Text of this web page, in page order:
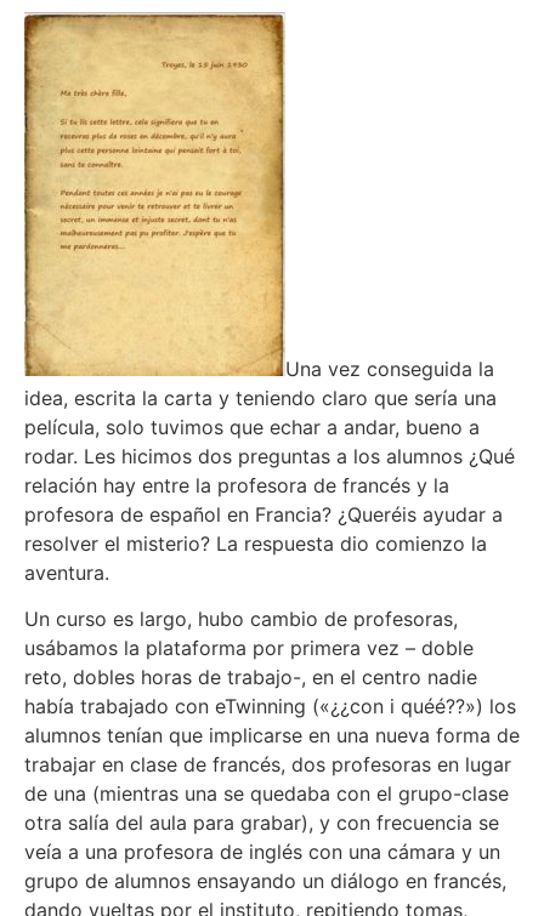
Una vez conseguida la
idea, escrita la carta y teniendo claro que sería una
película, solo tuvimos que echar a andar, bueno a
rodar. Les hicimos dos preguntas a los alumnos ¿Qué
relación hay entre la profesora de francés y la
profesora de español en Francia? ¿Queréis ayudar a
resolver el misterio? La respuesta dio comienzo la
aventura.
Un curso es largo, hubo cambio de profesoras,
usábamos la plataforma por primera vez – doble
reto, dobles horas de trabajo-, en el centro nadie
había trabajado con eTwinning («¿¿con i quéé??») los
alumnos tenían que implicarse en una nueva forma de
trabajar en clase de francés, dos profesoras en lugar
de una (mientras una se quedaba con el grupo-clase
otra salía del aula para grabar), y con frecuencia se
veía a una profesora de inglés con una cámara y un
grupo de alumnos ensayando un diálogo en francés,
dando vueltas por el instituto, repitiendo tomas,